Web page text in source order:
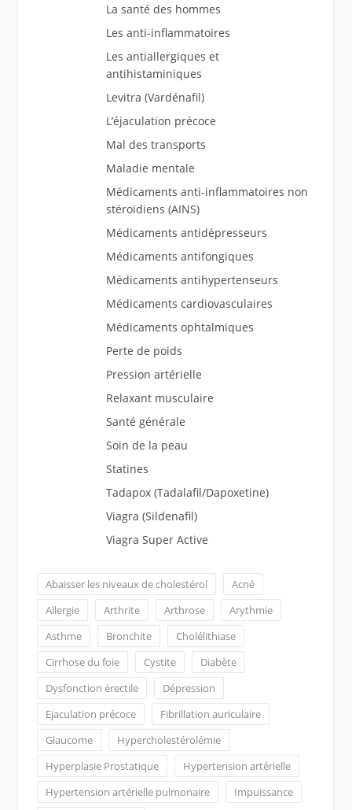
La santé des hommes
Les anti-inflammatoires
Les antiallergiques et
antihistaminiques
Levitra (Vardénafil)
L’éjaculation précoce
Mal des transports
Maladie mentale
Médicaments anti-inflammatoires non
stéroïdiens (AINS)
Médicaments antidépresseurs
Médicaments antifongiques
Médicaments antihypertenseurs
Médicaments cardiovasculaires
Médicaments ophtalmiques
Perte de poids
Pression artérielle
Relaxant musculaire
Santé générale
Soin de la peau
Statines
Tadapox (Tadalafil/Dapoxetine)
Viagra (Sildenafil)
Viagra Super Active
Abaisser les niveaux de cholestérol
Acné
Allergie
Arthrite Arthrose
Arythmie
Asthme
Bronchite
Cholélithiase
Cirrhose du foie
Cystite
Diabète
Dysfonction érectile
Dépression
Ejaculation précoce
Fibrillation auriculaire
Glaucome
Hypercholestérolémie
Hyperplasie Prostatique
Hypertension artérielle
Hypertension artérielle pulmonaire
Impuissance